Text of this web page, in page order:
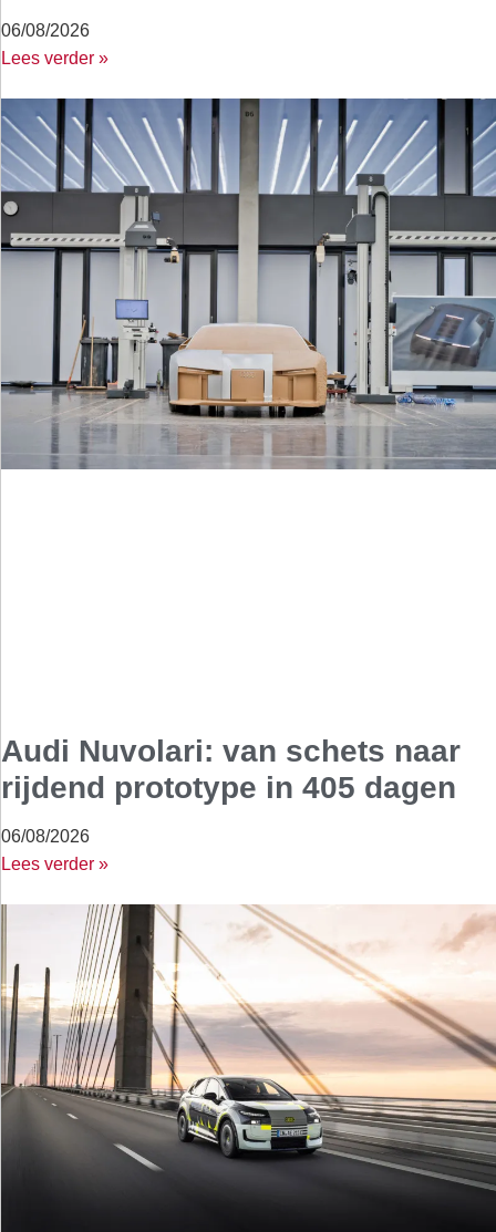
06/08/2026
Lees verder »
Audi Nuvolari: van schets naar
rijdend prototype in 405 dagen
06/08/2026
Lees verder »